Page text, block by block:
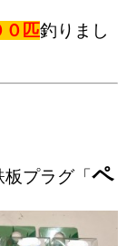
０匹釣りまし
板プラグ「ペ